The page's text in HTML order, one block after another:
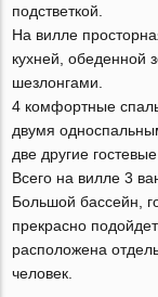
подстветкой.
На вилле
кухней, обеденной
шезлонгами.
4 комфортные
двумя
две другие
Всего на вилле 3
Большой бассейн,
прекрасно
расположена
человек.